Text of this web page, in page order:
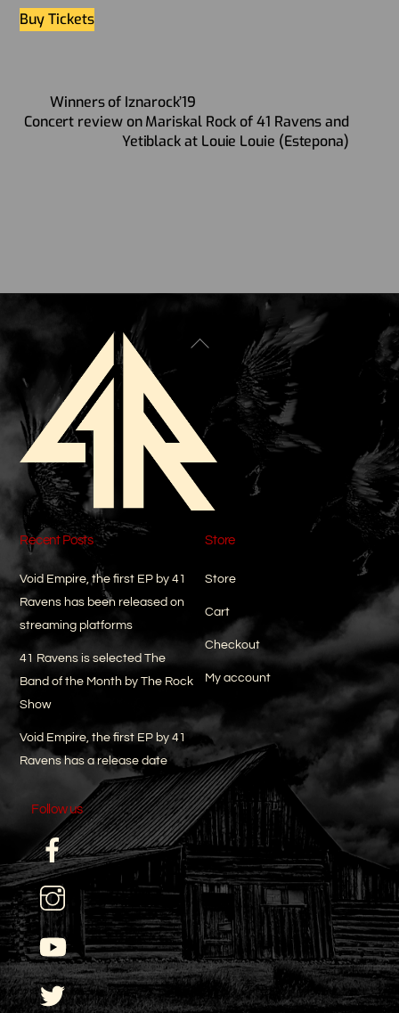
Buy Tickets
Winners of Iznarock’19
Concert review on Mariskal Rock of 41 Ravens and
Yetiblack at Louie Louie (Estepona)
Back
Recent Posts
Void Empire, the first EP by 41
Ravens has been released on
streaming platforms
41 Ravens is selected The
Band of the Month by The Rock
Show
Void Empire, the first EP by 41
Ravens has a release date
Store
Store
Cart
Checkout
My account
Follow us
Facebook
YouTube
Twitter